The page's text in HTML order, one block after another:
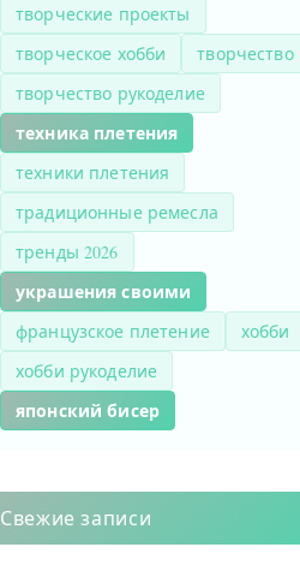
творческие проекты
творческое хобби
творчество
творчество рукоделие
техника плетения
техники плетения
традиционные ремесла
тренды 2026
украшения своими
французское плетение
хобби
хобби рукоделие
японский бисер
Свежие записи